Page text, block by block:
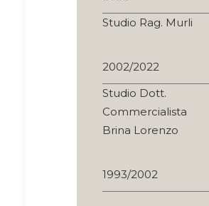
Studio Rag. Murli
2002/2022
Studio Dott.
Commercialista
Brina Lorenzo
1993/2002